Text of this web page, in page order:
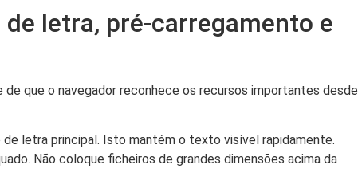
letra, pré-carregamento e
que o navegador reconhece os recursos importantes desde
letra principal. Isto mantém o texto visível rapidamente.
Não coloque ficheiros de grandes dimensões acima da